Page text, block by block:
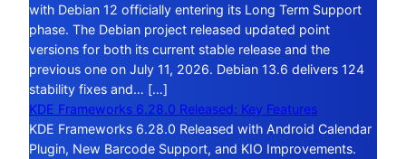
with Debian 12 officially entering its Long Term Support
phase. The Debian project released updated point
versions for both its current stable release and the
previous one on July 11, 2026. Debian 13.6 delivers 124
stability fixes and… […]
KDE Frameworks 6.28.0 Released: Key Features
KDE Frameworks 6.28.0 Released with Android Calendar
Plugin, New Barcode Support, and KIO Improvements.